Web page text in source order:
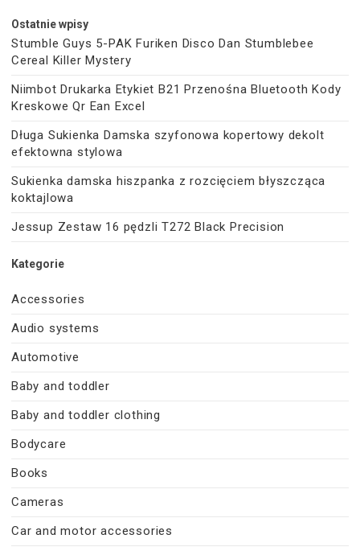
Ostatnie wpisy
Stumble Guys 5-PAK Furiken Disco Dan Stumblebee
Cereal Killer Mystery
Niimbot Drukarka Etykiet B21 Przenośna Bluetooth Kody
Kreskowe Qr Ean Excel
Długa Sukienka Damska szyfonowa kopertowy dekolt
efektowna stylowa
Sukienka damska hiszpanka z rozcięciem błyszcząca
koktajlowa
Jessup Zestaw 16 pędzli T272 Black Precision
Kategorie
Accessories
Audio systems
Automotive
Baby and toddler
Baby and toddler clothing
Bodycare
Books
Cameras
Car and motor accessories